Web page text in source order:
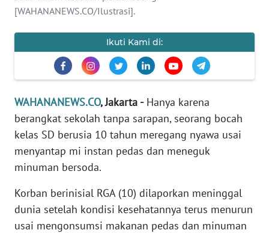
[WAHANANEWS.CO/Ilustrasi].
Ikuti Kami di:
WAHANANEWS.CO, Jakarta -Hanya karena
berangkat sekolah tanpa sarapan, seorang bocah
kelas SD berusia 10 tahun meregang nyawa usai
menyantap mi instan pedas dan meneguk
minuman bersoda.
Korban berinisial RGA (10) dilaporkan meninggal
dunia setelah kondisi kesehatannya terus menurun
usai mengonsumsi makanan pedas dan minuman
OPINI
EDITORIAL
Informasi
INDEKS
BERITA
KONTAK
INFO
IKLAN